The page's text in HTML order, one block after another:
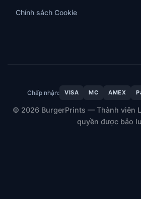
Chính sách Cookie
Chấp nhận: VISA MC AMEX
© 2026 BurgerPrints — Thành viên
quyền được bảo